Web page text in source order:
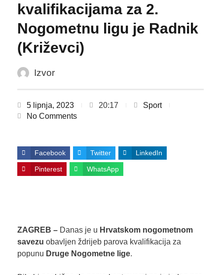
kvalifikacijama za 2.
Nogometnu ligu je Radnik
(Križevci)
Izvor
5 lipnja, 2023 20:17
Sport
No Comments
Facebook Twitter LinkedIn
Pinterest WhatsApp
ZAGREB –Danas je u Hrvatskom nogometnom
savezu obavljen ždrijeb parova kvalifikacija za
popunu Druge Nogometne lige.